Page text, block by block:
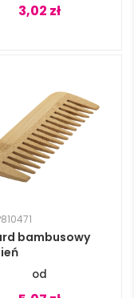
3,02 zł
bambusowy